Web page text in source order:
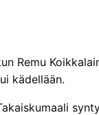
Remu
kädellään.